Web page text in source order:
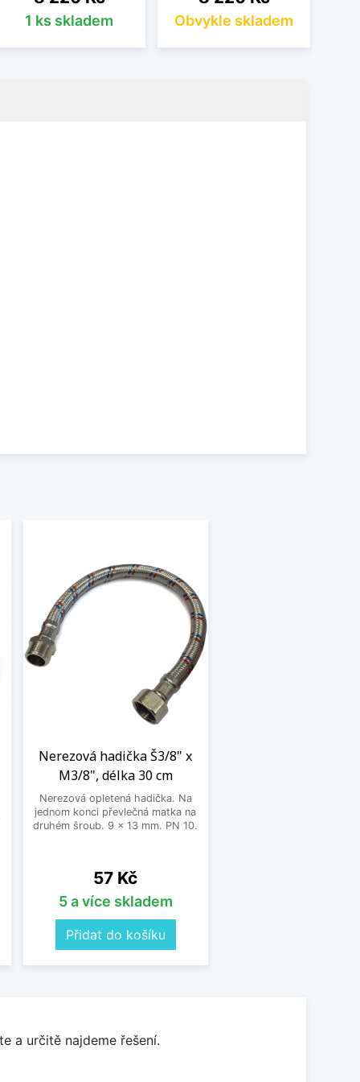
1 ks skladem Obvykle skladem
Nerezová hadička Š3/8" x
M3/8", délka 30 cm
Nerezová opletená hadička. Na
jednom konci převlečná matka na
druhém šroub. 9 x 13 mm. PN 10.
Cena
57 Kč
5 a více skladem
Přidat do košíku
a určitě najdeme řešení.